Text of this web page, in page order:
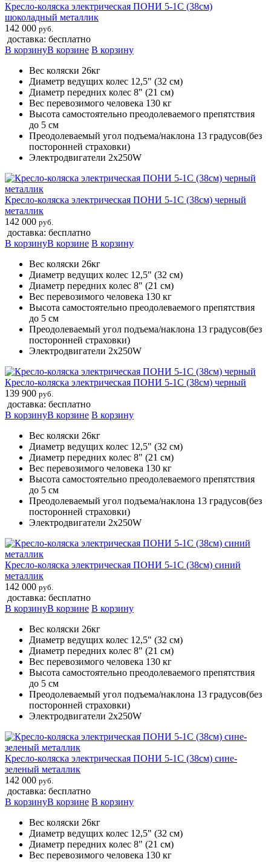
Кресло-коляска электрическая ПОНИ 5-1С (38см)
шоколадный металлик
142 000 руб.
доставка: бесплатно
В корзинуВ корзине В корзину
Вес коляски 26кг
Диаметр ведущих колес 12,5" (32 см)
Диаметр передних колес 8" (21 см)
Вес перевозимого человека 130 кг
Высота самостоятельно преодолеваемого препятствия
до 5 см
Преодолеваемый угол подъема/наклона 13 градусов(без
посторонней страховки)
Электродвигатели 2х250W
Кресло-коляска электрическая ПОНИ 5-1С (38см) черный
металлик
142 000 руб.
доставка: бесплатно
В корзинуВ корзине В корзину
Вес коляски 26кг
Диаметр ведущих колес 12,5" (32 см)
Диаметр передних колес 8" (21 см)
Вес перевозимого человека 130 кг
Высота самостоятельно преодолеваемого препятствия
до 5 см
Преодолеваемый угол подъема/наклона 13 градусов(без
посторонней страховки)
Электродвигатели 2х250W
Кресло-коляска электрическая ПОНИ 5-1С (38см) черный
139 900 руб.
доставка: бесплатно
В корзинуВ корзине В корзину
Вес коляски 26кг
Диаметр ведущих колес 12,5" (32 см)
Диаметр передних колес 8" (21 см)
Вес перевозимого человека 130 кг
Высота самостоятельно преодолеваемого препятствия
до 5 см
Преодолеваемый угол подъема/наклона 13 градусов(без
посторонней страховки)
Электродвигатели 2х250W
Кресло-коляска электрическая ПОНИ 5-1С (38см) синий
металлик
142 000 руб.
доставка: бесплатно
В корзинуВ корзине В корзину
Вес коляски 26кг
Диаметр ведущих колес 12,5" (32 см)
Диаметр передних колес 8" (21 см)
Вес перевозимого человека 130 кг
Высота самостоятельно преодолеваемого препятствия
до 5 см
Преодолеваемый угол подъема/наклона 13 градусов(без
посторонней страховки)
Электродвигатели 2х250W
Кресло-коляска электрическая ПОНИ 5-1С (38см) сине-
зеленый металлик
142 000 руб.
доставка: бесплатно
В корзинуВ корзине В корзину
Вес коляски 26кг
Диаметр ведущих колес 12,5" (32 см)
Диаметр передних колес 8" (21 см)
Вес перевозимого человека 130 кг